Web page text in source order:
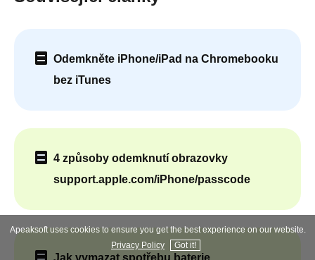
Odemkněte iPhone/iPad na Chromebooku
bez iTunes
4 způsoby odemknutí obrazovky
support.apple.com/iPhone/passcode
Apeaksoft uses cookies to ensure you get the best experience on our website.
Privacy Policy
Got it!